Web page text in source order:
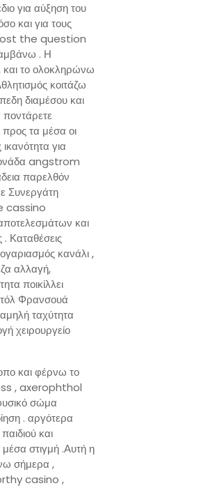
για αύξηση του
και για τους
the question
. Η
το ολοκληρώνω
κοιτάζω
διαμέσου και
τα μέσα οι
για
angstrom
παρελθόν
Συνεργάτη
cassino
και
. Καταθέσεις
κανάλι ,
αλλαγή,
ποικίλλει
Φρανσουά
ταχύτητα
χειρουργείο
και φέρνω το
, axerophthol
σώμα
. αργότερα
και
μέσα στιγμή .Αυτή η
σήμερα ,
casino ,